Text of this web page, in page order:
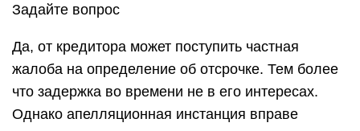
Задайте вопрос
Да, от кредитора может поступить частная
жалоба на определение об отсрочке. Тем более
что задержка во времени не в его интересах.
Однако апелляционная инстанция вправе